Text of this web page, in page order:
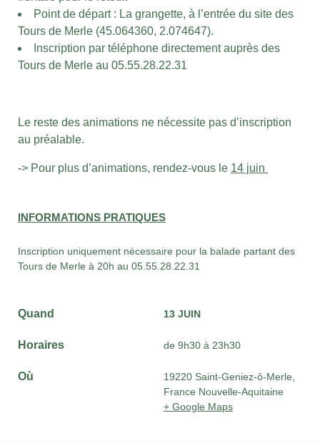
Point de départ : La grangette, à l’entrée du site des
Tours de Merle (45.064360, 2.074647).
Inscription par téléphone directement auprès des
Tours de Merle au 05.55.28.22.31
Le reste des animations ne nécessite pas d’inscription
au préalable.
-> Pour plus d’animations, rendez-vous le 14 juin
INFORMATIONS PRATIQUES
Inscription uniquement nécessaire pour la balade partant des
Tours de Merle à 20h au 05.55.28.22.31
Quand 13 JUIN
Horaires de 9h30 à 23h30
Où
19220 Saint-Geniez-ô-Merle,
France Nouvelle-Aquitaine
+ Google Maps